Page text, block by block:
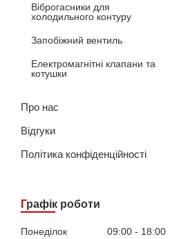
Віброгасники для
холодильного контуру
Запобіжний вентиль
Електромагнітні клапани та
котушки
Про нас
Відгуки
Політика конфіденційності
Графік роботи
Понеділок 09:00
18:00